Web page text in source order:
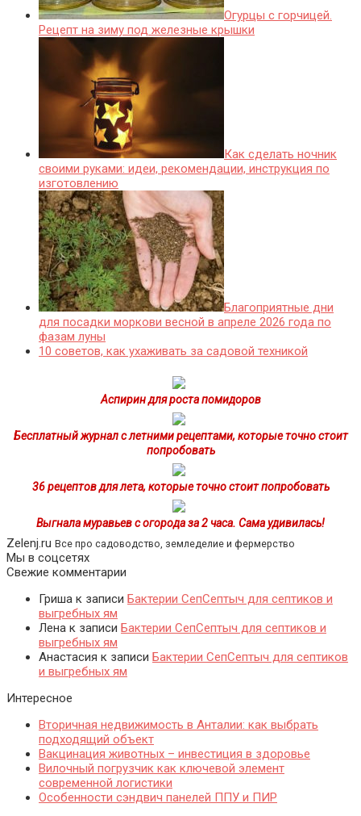
Огурцы с горчицей.
Рецепт на зиму под железные крышки
Как сделать ночник
своими руками: идеи, рекомендации, инструкция по
изготовлению
Благоприятные дни
для посадки моркови весной в апреле 2026 года по
фазам луны
10 советов, как ухаживать за садовой техникой
Аспирин для роста помидоров
Бесплатный журнал с летними рецептами, которые точно стоит
попробовать
36 рецептов для лета, которые точно стоит попробовать
Выгнала муравьев с огорода за 2 часа. Сама удивилась!
Zelenj.ru Все про садоводство, земледелие и фермерство
Мы в соцсетях
Свежие комментарии
Гриша к записи Бактерии СепСептыч для септиков и
выгребных ям
Лена к записи Бактерии СепСептыч для септиков и
выгребных ям
Анастасия к записи Бактерии СепСептыч для септиков
и выгребных ям
Интересное
Вторичная недвижимость в Анталии: как выбрать
подходящий объект
Вакцинация животных – инвестиция в здоровье
Вилочный погрузчик как ключевой элемент
современной логистики
Особенности сэндвич панелей ППУ и ПИР